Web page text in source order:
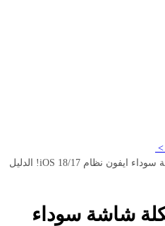
5 طرق لحل مشكلة شاشة سوداء ايفون نظام iOS 18/17! الدليل
شاشة سوداء